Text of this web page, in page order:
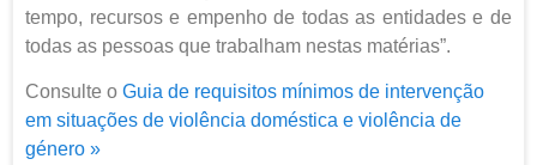
tempo, recursos e empenho de todas as entidades e de
todas as pessoas que trabalham nestas matérias”.
Consulte o Guia de requisitos mínimos de intervenção
em situações de violência doméstica e violência de
género »